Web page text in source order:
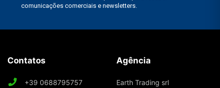
Contatos
+39 0688795757
Agência
Earth Trading srl